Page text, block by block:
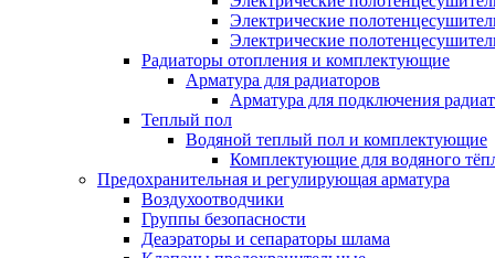
Электрические
Электрические
Радиаторы отопления и комплектующие
Арматура для радиаторов
Арматура для подключения
Теплый пол
Водяной теплый пол и комплектующие
Комплектующие для водяного
Предохранительная и регулирующая арматура
Воздухоотводчики
Группы безопасности
Деаэраторы и сепараторы шлама